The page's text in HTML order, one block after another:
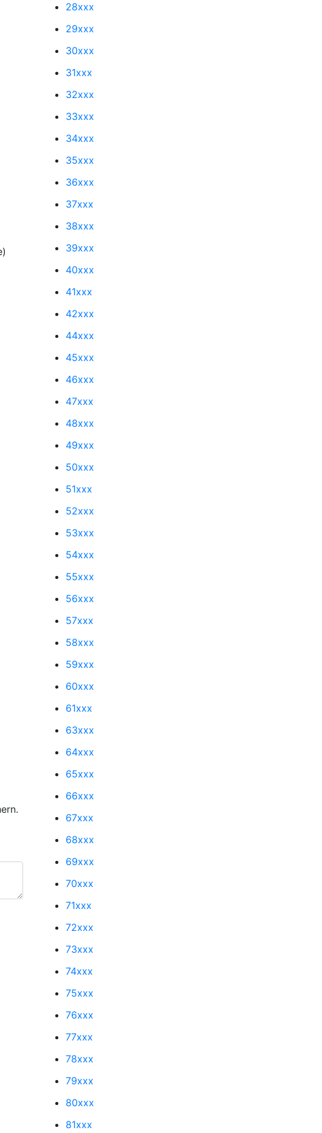
)
28xxx
29xxx
30xxx
31xxx
32xxx
33xxx
34xxx
35xxx
36xxx
37xxx
38xxx
39xxx
40xxx
41xxx
42xxx
44xxx
45xxx
46xxx
47xxx
48xxx
49xxx
50xxx
51xxx
52xxx
53xxx
54xxx
55xxx
56xxx
57xxx
58xxx
59xxx
60xxx
61xxx
63xxx
64xxx
65xxx
66xxx
67xxx
68xxx
69xxx
70xxx
71xxx
72xxx
73xxx
74xxx
75xxx
76xxx
77xxx
78xxx
79xxx
80xxx
81xxx